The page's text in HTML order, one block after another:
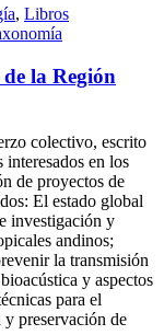
, Libros
la Región
colectivo, escrito
en los
de proyectos de
El estado global
investigación y
andinos;
la transmisión
y aspectos
para el
preservación de